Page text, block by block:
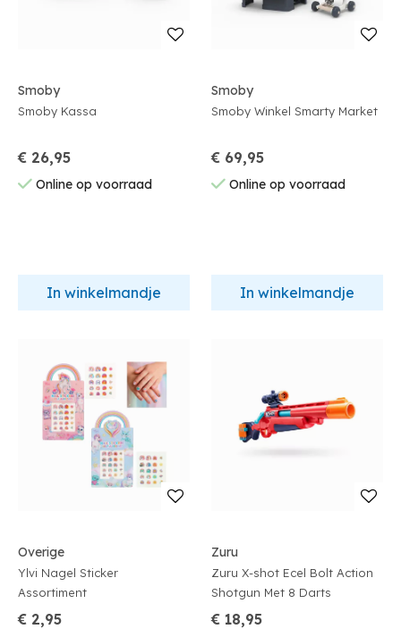
Smoby
Smoby Kassa
€ 26,95
Online op voorraad
In winkelmandje
Smoby
Smoby Winkel Smarty Market
€ 69,95
Online op voorraad
In winkelmandje
Overige
Ylvi Nagel Sticker
Assortiment
€ 2,95
Zuru
Zuru X-shot Ecel Bolt Action
Shotgun Met 8 Darts
€ 18,95